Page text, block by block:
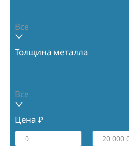
Все
Толщина металла
Все
Цена ₽